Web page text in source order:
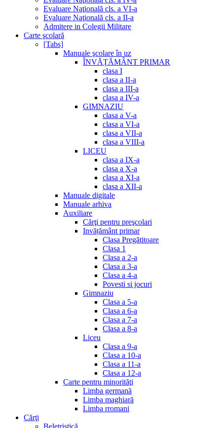
Evaluare Naţională cls. a VI-a
Evaluare Naţională cls. a II-a
Admitere in Colegii Militare
Carte şcolară
[Tabs]
Manuale şcolare în uz
ÎNVĂȚĂMÂNT PRIMAR
clasa I
clasa a II-a
clasa a III-a
clasa a IV-a
GIMNAZIU
clasa a V-a
clasa a VI-a
clasa a VII-a
clasa a VIII-a
LICEU
clasa a IX-a
clasa a X-a
clasa a XI-a
clasa a XII-a
Manuale digitale
Manuale arhiva
Auxiliare
Cărţi pentru preşcolari
Invățământ primar
Clasa Pregătitoare
Clasa 1
Clasa a 2-a
Clasa a 3-a
Clasa a 4-a
Povesti si jocuri
Gimnaziu
Clasa a 5-a
Clasa a 6-a
Clasa a 7-a
Clasa a 8-a
Liceu
Clasa a 9-a
Clasa a 10-a
Clasa a 11-a
Clasa a 12-a
Carte pentru minorităţi
Limba germană
Limba maghiară
Limba rromani
Cărţi
Beletristică